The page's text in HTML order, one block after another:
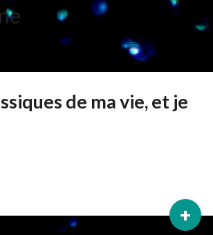
de ma vie, et je
+